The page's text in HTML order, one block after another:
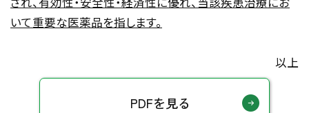
いて重要な医薬品を指します。
以上
PDFを見る